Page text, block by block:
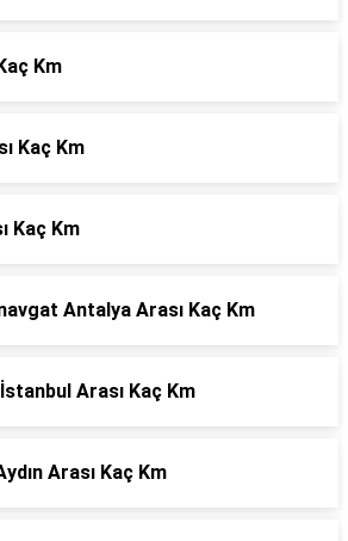
Km
Kaç Km
Kaç Km
Antalya Arası Kaç Km
Arası Kaç Km
Arası Kaç Km